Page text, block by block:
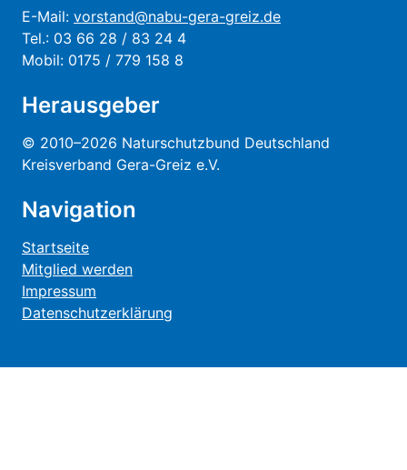
E-Mail: vorstand@nabu-gera-greiz.de
Tel.: 03 66 28 / 83 24 4
Mobil: 0175 / 779 158 8
Herausgeber
© 2010–2026 Naturschutzbund Deutschland
Kreisverband Gera-Greiz e.V.
Navigation
Startseite
Mitglied werden
Impressum
Datenschutzerklärung